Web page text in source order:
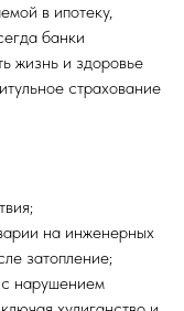
в ипотеку,
банки
жизнь и здоровье
страхование
на инженерных
затопление;
с нарушением